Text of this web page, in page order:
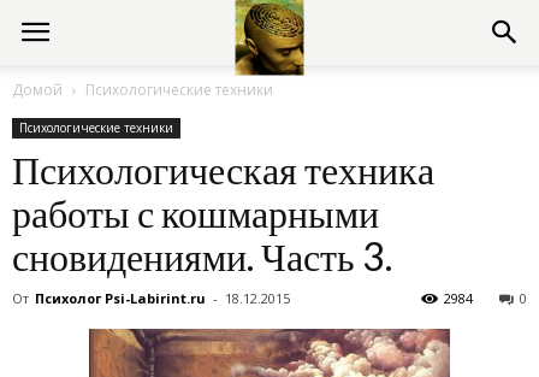
Консультации
психолога
онлайн
Домой Психологические техники
Психологические техники
Психологическая техника
работы с кошмарными
сновидениями. Часть 3.
От Психолог Psi-Labirint.ru - 18.12.2015 0
2984